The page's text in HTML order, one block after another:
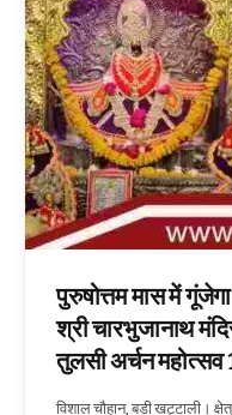
पुरुषोत्तम मास में
श्री चारभुजानाथ
तुलसी अर्चन
विशाल चौहान, बड़ी खट्टाली।